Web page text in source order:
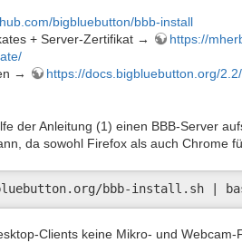
bigbluebutton/bbb-install
+ Server-Zertifikat →
https://
→
https://docs.bigbluebutton.org/
der Anleitung (1) einen BBB-Server
da sowohl Firefox als auch Chrome
bbb-install.sh |
Clients keine Mikro- und